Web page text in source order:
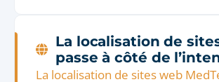
La localisation de
passe à côté de
La localisation de sites web